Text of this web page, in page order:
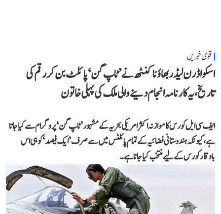
قومی خبریں
اسکواڈرن لیڈر بھاؤنا کنٹھ نے ’ٹاپ گن‘ پائلٹ بن کر رقم کی
تاریخ، یہ کارنامہ انجام دینے والی ملک کی پہلی خاتون
ایف سی ایل کورس کا موازنہ اکثر امریکی بحریہ کے مشہور ’ٹاپ گن‘ پروگرام سے کیا جاتا
ہے، کیونکہ ہندوستانی فضائیہ کے تمام پائلٹس میں سے صرف ’ایک فیصد‘ کو ہی اس
باوقار کورس کے لیے منتخب کیا جاتا ہے۔